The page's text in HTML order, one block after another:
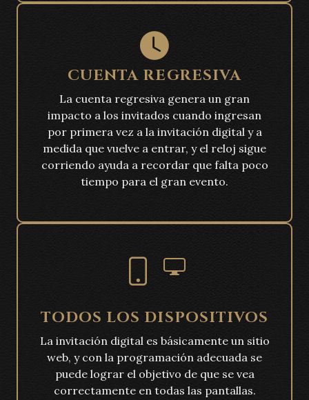
CUENTA REGRESIVA
La cuenta regresiva genera un gran
impacto a los invitados cuando ingresan
por primera vez a la invitación digital y a
medida que vuelve a entrar, y el reloj sigue
corriendo ayuda a recordar que falta poco
tiempo para el gran evento.
TODOS LOS DISPOSITIVOS
La invitación digital es básicamente un sitio
web, y con la programación adecuada se
puede lograr el objetivo de que se vea
correctamente en todas las pantallas.